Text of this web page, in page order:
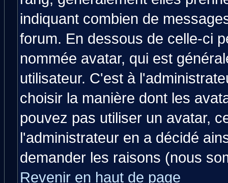
indiquant combien de
forum. En dessous de celle-ci
nommée avatar, qui est
utilisateur. C'est à
choisir la manière dont les
pouvez pas utiliser un avatar,
l'administrateur en a décidé
demander les raisons (nous
Revenir en haut de page